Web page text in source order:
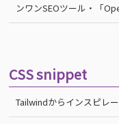
ンワンSEOツール・「
CSS snippet
Tailwindからインスピレ